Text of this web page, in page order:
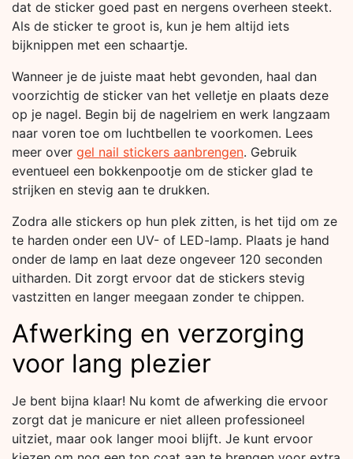
dat de sticker goed past en nergens overheen steekt.
Als de sticker te groot is, kun je hem altijd iets
bijknippen met een schaartje.
Wanneer je de juiste maat hebt gevonden, haal dan
voorzichtig de sticker van het velletje en plaats deze
op je nagel. Begin bij de nagelriem en werk langzaam
naar voren toe om luchtbellen te voorkomen. Lees
meer over gel nail stickers aanbrengen. Gebruik
eventueel een bokkenpootje om de sticker glad te
strijken en stevig aan te drukken.
Zodra alle stickers op hun plek zitten, is het tijd om ze
te harden onder een UV- of LED-lamp. Plaats je hand
onder de lamp en laat deze ongeveer 120 seconden
uitharden. Dit zorgt ervoor dat de stickers stevig
vastzitten en langer meegaan zonder te chippen.
Afwerking en verzorging
voor lang plezier
Je bent bijna klaar! Nu komt de afwerking die ervoor
zorgt dat je manicure er niet alleen professioneel
uitziet, maar ook langer mooi blijft. Je kunt ervoor